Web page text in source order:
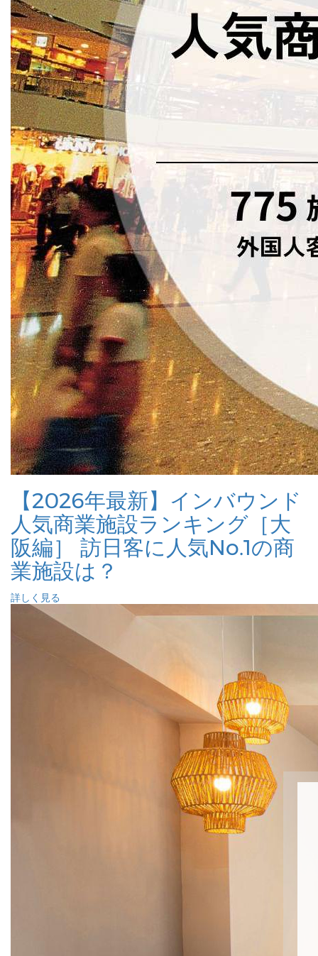
【2026年最新】インバウンド
人気商業施設ランキング［大
阪編］ 訪日客に人気No.1の商
業施設は？
詳しく見る